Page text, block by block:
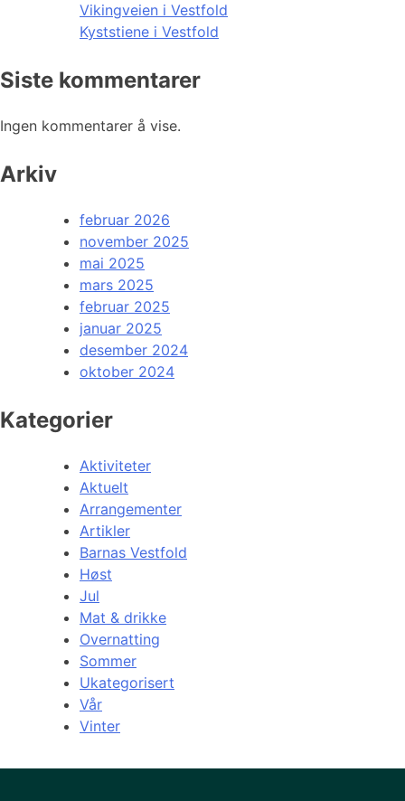
Vikingveien i Vestfold
Kyststiene i Vestfold
Siste kommentarer
Ingen kommentarer å vise.
Arkiv
februar 2026
november 2025
mai 2025
mars 2025
februar 2025
januar 2025
desember 2024
oktober 2024
Kategorier
Aktiviteter
Aktuelt
Arrangementer
Artikler
Barnas Vestfold
Høst
Jul
Mat & drikke
Overnatting
Sommer
Ukategorisert
Vår
Vinter